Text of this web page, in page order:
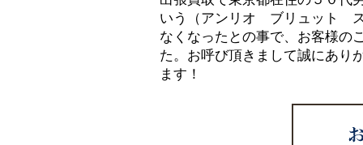
いう（アンリオ ブリュット
なくなったとの事で、お客様の
た。お呼び頂きまして誠にあり
ます！